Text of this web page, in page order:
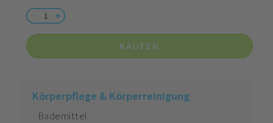
KAUFEN
Körperpflege & Körperreinigung
Bademittel